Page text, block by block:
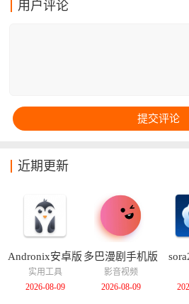
用户评论
近期更新
Andronix安卓版
实用工具
2026-08-09
多巴漫剧手机版
影音视频
2026-08-09